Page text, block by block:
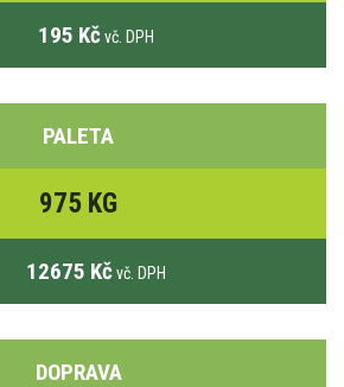
195 Kč vč. DPH
PALETA
975 KG
12675 Kč vč. DPH
DOPRAVA